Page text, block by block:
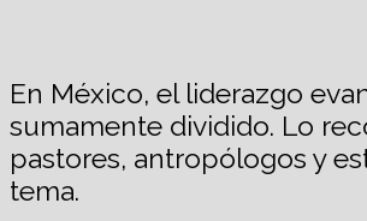
En México, el liderazgo
sumamente dividido. Lo
pastores, antropólogos y
tema.